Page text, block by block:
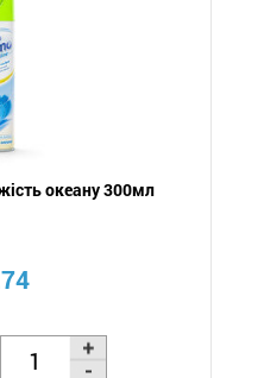
океану 300мл